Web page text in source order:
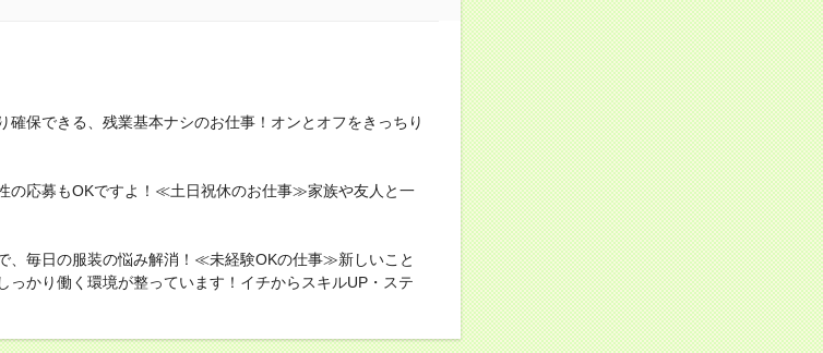
保できる、残業基本ナシのお仕事！オンとオフをきっちり
応募もOKですよ！≪土日祝休のお仕事≫家族や友人と一
毎日の服装の悩み解消！≪未経験OKの仕事≫新しいこと
っかり働く環境が整っています！イチからスキルUP・ステ